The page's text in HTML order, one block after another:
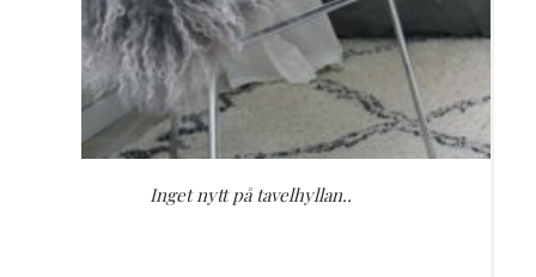
Inget nytt på tavelhyllan..